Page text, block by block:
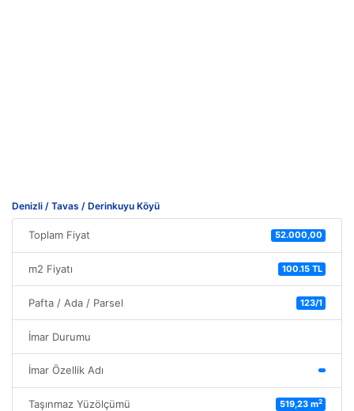
Denizli / Tavas / Derinkuyu Köyü
Toplam Fiyat 52.000,00
m2 Fiyatı 100.15 TL
Pafta / Ada / Parsel 123/1
İmar Durumu
İmar Özellik Adı
Taşınmaz Yüzölçümü 519,23 m2